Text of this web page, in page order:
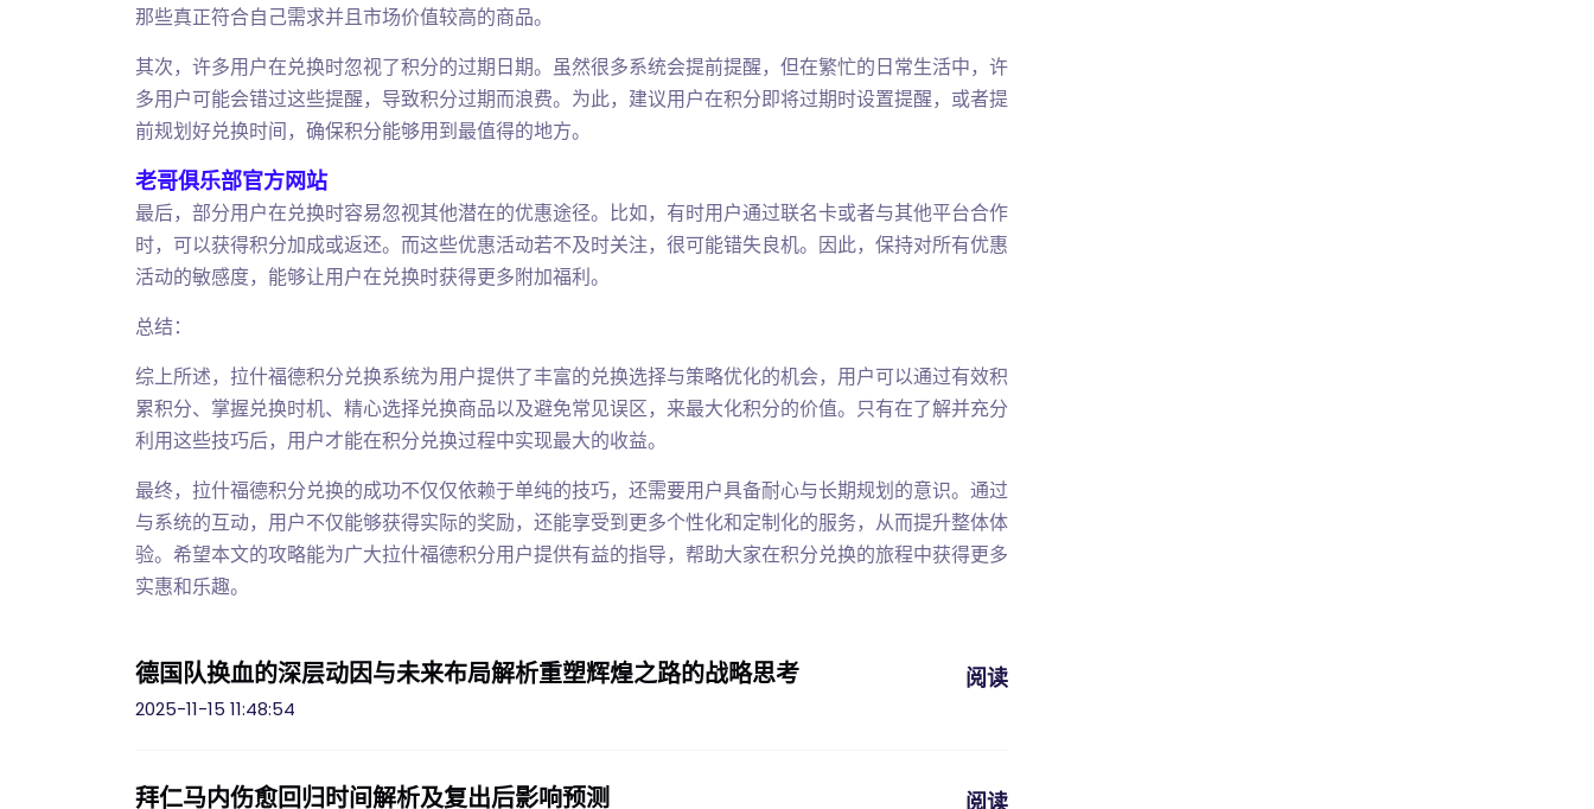
那些真正符合自己需求并且市场价值较高的商品。
其次，许多用户在兑换时忽视了积分的过期日期。虽然很多系统会提前提醒，但在繁忙的日常生活中，许
多用户可能会错过这些提醒，导致积分过期而浪费。为此，建议用户在积分即将过期时设置提醒，或者提
前规划好兑换时间，确保积分能够用到最值得的地方。
老哥俱乐部官方网站
最后，部分用户在兑换时容易忽视其他潜在的优惠途径。比如，有时用户通过联名卡或者与其他平台合作
时，可以获得积分加成或返还。而这些优惠活动若不及时关注，很可能错失良机。因此，保持对所有优惠
活动的敏感度，能够让用户在兑换时获得更多附加福利。
总结：
综上所述，拉什福德积分兑换系统为用户提供了丰富的兑换选择与策略优化的机会，用户可以通过有效积
累积分、掌握兑换时机、精心选择兑换商品以及避免常见误区，来最大化积分的价值。只有在了解并充分
利用这些技巧后，用户才能在积分兑换过程中实现最大的收益。
最终，拉什福德积分兑换的成功不仅仅依赖于单纯的技巧，还需要用户具备耐心与长期规划的意识。通过
与系统的互动，用户不仅能够获得实际的奖励，还能享受到更多个性化和定制化的服务，从而提升整体体
验。希望本文的攻略能为广大拉什福德积分用户提供有益的指导，帮助大家在积分兑换的旅程中获得更多
实惠和乐趣。
德国队换血的深层动因与未来布局解析重塑辉煌之路的战略思考
2025-11-15 11:48:54
阅读
拜仁马内伤愈回归时间解析及复出后影响预测 阅读